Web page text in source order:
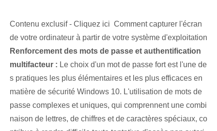
Contenu exclusif - Cliquez ici Comment capturer l'écran
de votre ordinateur à partir de votre système d'exploitation
Renforcement des mots de passe et authentification
multifacteur : Le choix d'un mot de passe fort est l'une de
s pratiques les plus élémentaires et les plus efficaces en
matière de sécurité Windows 10. L'utilisation de mots de
passe complexes et uniques, qui comprennent une combi
naison de lettres, de chiffres et de caractères spéciaux, co